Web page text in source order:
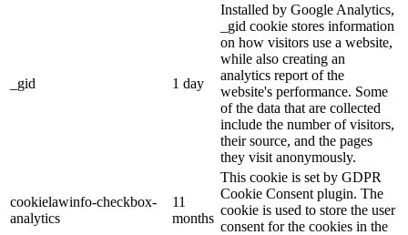
_gid 1 day
Installed by Google Analytics,
_gid cookie stores information
on how visitors use a website,
while also creating an
analytics report of the
website's performance. Some
of the data that are collected
include the number of visitors,
their source, and the pages
they visit anonymously.
cookielawinfo-checkbox-
analytics
11
months
This cookie is set by GDPR
Cookie Consent plugin. The
cookie is used to store the user
consent for the cookies in the